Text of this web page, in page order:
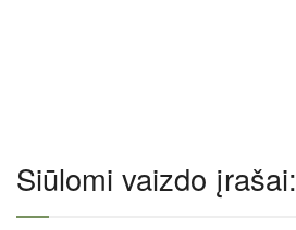
Siūlomi vaizdo įrašai: